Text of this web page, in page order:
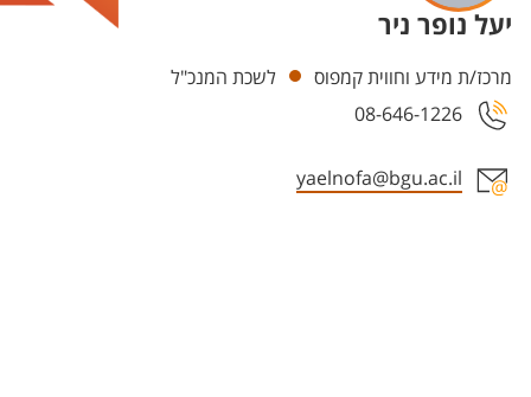
יעל נופר ניר
Departments
מרכז/ת מידע וחווית קמפוס
לשכת המנכ"ל
08-646-1226
yaelnofa@bgu.ac.il